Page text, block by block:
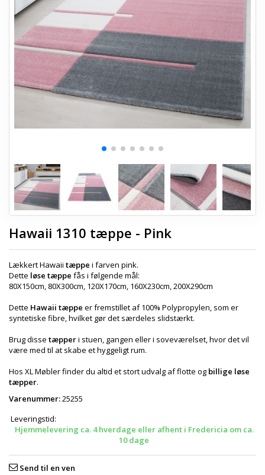
+
ENTREMØBLER
+
HAVEMØBLER
OUTLET
Hawaii 1310 tæppe - Pink
Lækkert Hawaii tæppe i farven pink.
Dette løse tæppe fås i følgende mål:
80X150cm, 80X300cm, 120X170cm, 160X230cm, 200X290cm
Dette Hawaii tæppe er fremstillet af 100% Polypropylen, som er
syntetiske fibre, hvilket gør det særdeles slidstærkt.
Brug disse tæpperi stuen, gangen eller i soveværelset, hvor det vil
være med til at skabe et hyggeligt rum.
Hos XL Møbler finder du altid et stort udvalg af flotte og billige løse
tæpper.
Varenummer:25255
Leveringstid:
Hjemmelevering ca. 4 hverdage eller afhent i Fredericia om ca.
10 dage
Send til en ven